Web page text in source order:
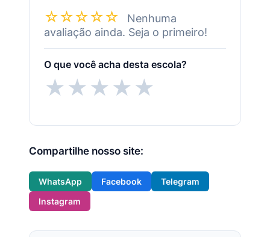
☆☆☆☆☆
Nenhuma
avaliação ainda. Seja o primeiro!
O que você acha desta escola?
★★★★★
Compartilhe nosso site:
WhatsApp Facebook
Telegram
Instagram